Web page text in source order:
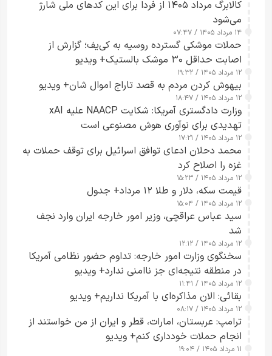
کالابرگ مرداد ۱۴۰۵ از فردا برای این کدهای ملی شارژ
می‌شود
۱۴ مرداد ۱۴۰۵ / ۰۷:۴۷
حملات موشکی گسترده روسیه به کی‌یف؛ گزارش از
اصابت حداقل ۳۰ موشک بالستیک+ ویدیو
۱۲ مرداد ۱۴۰۵ / ۱۹:۳۲
بیهوش کردن مردم به قصد تاراج اموال شان+ ویدیو
۱۲ مرداد ۱۴۰۵ / ۱۸:۴۷
وزارت دادگستری آمریکا: شکایت NAACP علیه xAI
تهدیدی برای نوآوری هوش مصنوعی است
۱۲ مرداد ۱۴۰۵ / ۱۷:۲۱
محمد دحلان ادعای توافق اسرائیل برای توقف حملات به
غزه را اصلاح کرد
۱۲ مرداد ۱۴۰۵ / ۱۵:۲۳
قیمت سکه، دلار و طلا ۱۲ مرداد+ جدول
۱۲ مرداد ۱۴۰۵ / ۱۵:۰۴
سید عباس عراقچی، وزیر امور خارجه ایران وارد نجف
شد
۱۲ مرداد ۱۴۰۵ / ۱۲:۱۲
سخنگوی وزارت امور خارجه: تداوم حضور نظامی آمریکا
در منطقه نتیجه‌ای جز ناامنی ندارد+ ویدیو
۱۲ مرداد ۱۴۰۵ / ۱۱:۴۱
بقائی: الان مذاکره‌ای با آمریکا نداریم+ ویدیو
۱۲ مرداد ۱۴۰۵ / ۰۸:۱۷
ترامپ: عربستان، امارات، قطر و ایران از من خواستند از
انجام حملات خودداری کنم+ ویدیو
۱۱ مرداد ۱۴۰۵ / ۱۹:۰۴